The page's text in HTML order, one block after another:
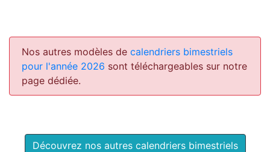
Nos autres modèles de calendriers bimestriels
pour l'année 2026 sont téléchargeables sur notre
page dédiée.
Découvrez nos autres calendriers bimestriels